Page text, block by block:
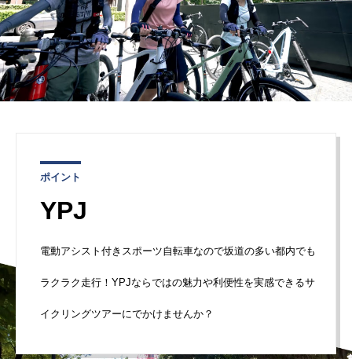
ポイント
YPJ
電動アシスト付きスポーツ自転車なので坂道の多い都内でも
ラクラク走行！YPJならではの魅力や利便性を実感できるサ
イクリングツアーにでかけませんか？